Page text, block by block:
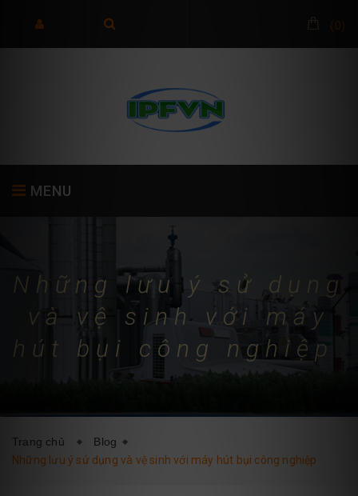
(0)
MENU
GIỚI THIỆU
BLOG LIÊN HỆ
Những lưu ý sử dụng
và vệ sinh với máy
hút bụi công nghiệp
Trang chủ
Blog
Những lưu ý sử dụng và vệ sinh với máy hút bụi công nghiệp